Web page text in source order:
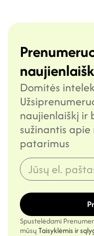
Domitės
naujienlaiškį ir
sužinantis
patarimus
Spustelėdami
mūsųTaisyklėmis ir